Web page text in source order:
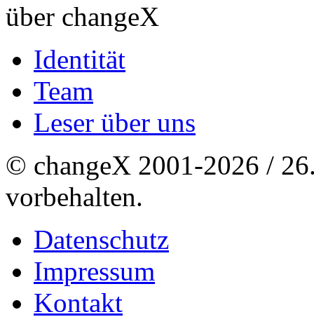
über changeX
Identität
Team
Leser über uns
© changeX 2001-2026 /
vorbehalten.
Datenschutz
Impressum
Kontakt